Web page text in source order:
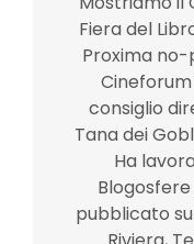
Fiera del
Proxima
consiglio
Tana dei
Ha
pubblicato